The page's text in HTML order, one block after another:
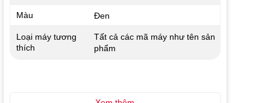
Màu Đen
Loại máy tương
thích
Tất cả các mã máy như tên sản
phẩm